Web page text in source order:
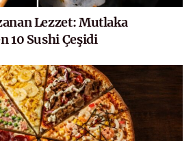
Lezzet: Mutlaka
10 Sushi Çeşidi